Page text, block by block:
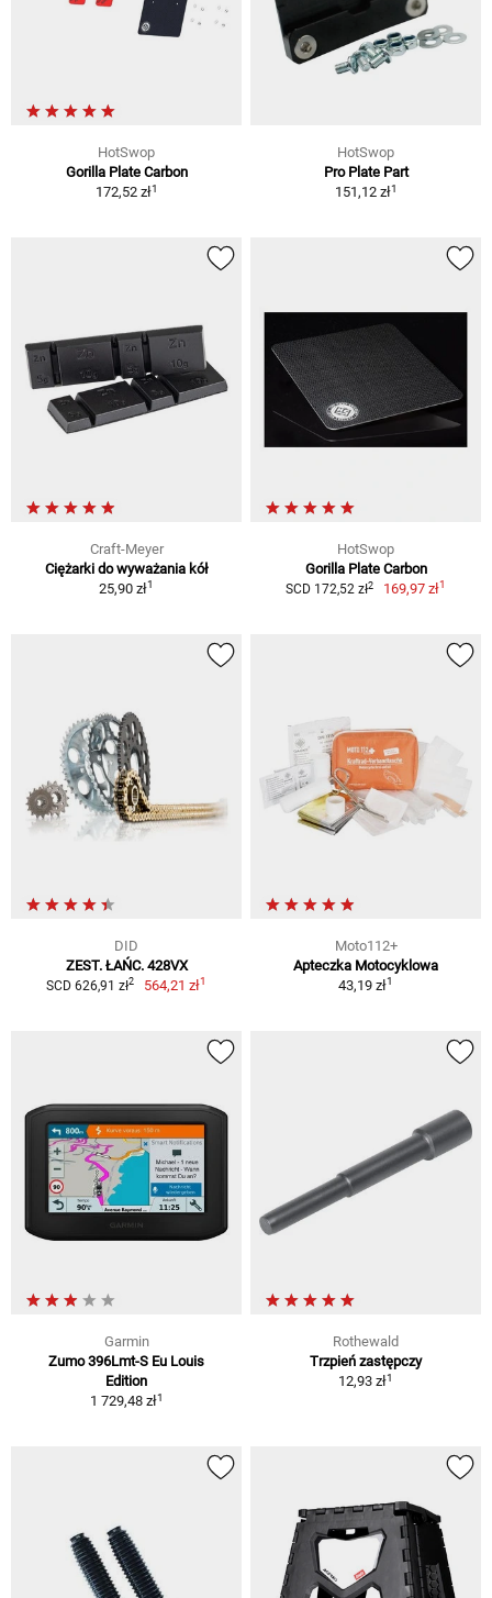
HotSwop
Gorilla Plate Carbon
172,52 zł1
HotSwop
Pro Plate Part
151,12 zł1
Craft-Meyer
Ciężarki do wyważania kół
25,90 zł1
HotSwop
Gorilla Plate Carbon
SCD 172,52 zł2 169,97 zł1
DID
ZEST. ŁAŃC. 428VX
SCD 626,91 zł2 564,21 zł1
Moto112+
Apteczka Motocyklowa
43,19 zł1
Garmin
Zumo 396Lmt-S Eu Louis
Edition
1 729,48 zł1
Rothewald
Trzpień zastępczy
12,93 zł1